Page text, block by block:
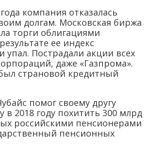
компания отказалась
долгам. Московская биржа
торги облигациями
ее индекс
упал. Пострадали акции всех
даже «Газпрома».
страновой кредитный
помог своему другу
в 2018 году похитить 300 млрд
российскими пенсионерами
пенсионных